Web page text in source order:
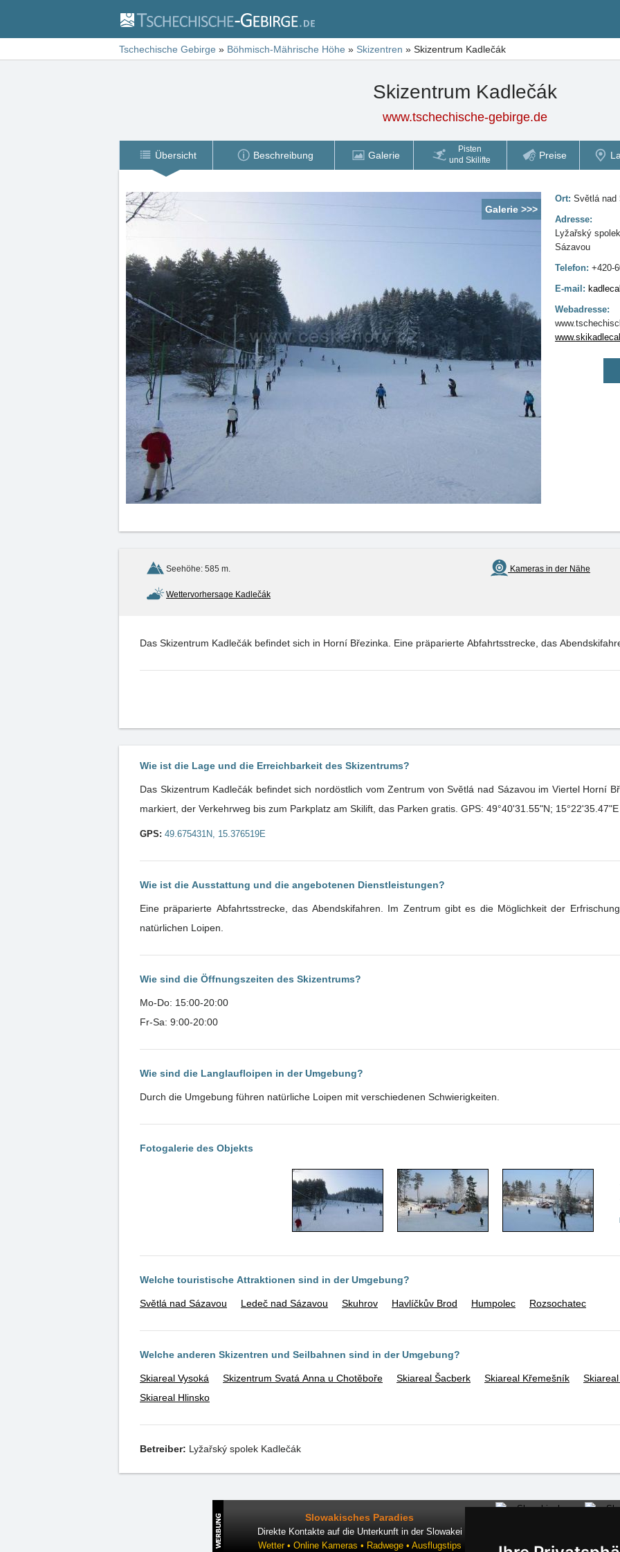
Tschechische Gebirge » Böhmisch-Mährische Höhe » Skizentren » Skizentrum Kadlečák
Skizentrum Kadlečák
www.tschechische-gebirge.de
Übersicht Beschreibung Galerie
Pisten
und Skilifte
Preise
Galerie >>>
Ort: Světlá nad
Adresse:
Lyžařský
Sázavou
Telefon: +420-
E-mail:
Webadresse:
Seehöhe: 585 m. Kameras in der Nähe
Wettervorhersage Kadlečák
Das Skizentrum Kadlečák befindet sich in Horní Březinka. Eine präparierte Abfahrtsstrecke, das
Wie ist die Lage und die Erreichbarkeit des Skizentrums?
Das Skizentrum Kadlečák befindet sich nordöstlich vom Zentrum von Světlá nad Sázavou im Viertel Horní
markiert, der Verkehrweg bis zum Parkplatz am Skilift, das Parken gratis. GPS: 49°40'31.55"N; 15°22'35.47"E
GPS: 49.675431N, 15.376519E
Wie ist die Ausstattung und die angebotenen Dienstleistungen?
Eine präparierte Abfahrtsstrecke, das Abendskifahren. Im Zentrum gibt es die Möglichkeit der
natürlichen Loipen.
Wie sind die Öffnungszeiten des Skizentrums?
Mo-Do: 15:00-20:00
Fr-Sa: 9:00-20:00
Wie sind die Langlaufloipen in der Umgebung?
Durch die Umgebung führen natürliche Loipen mit verschiedenen Schwierigkeiten.
Fotogalerie des Objekts
Welche touristische Attraktionen sind in der Umgebung?
Světlá nad Sázavou Ledeč nad Sázavou Skuhrov Havlíčkův Brod Humpolec Rozsochatec
Welche anderen Skizentren und Seilbahnen sind in der Umgebung?
Skiareal Vysoká Skizentrum Svatá Anna u Chotěboře Skiareal Šacberk Skiareal Křemešník
Skiareal Hlinsko
Betreiber: Lyžařský spolek Kadlečák
Slowakisches Paradies
Direkte Kontakte auf die Unterkunft in der Slowakei
Wetter • Online Kameras • Radwege • Ausflugstips